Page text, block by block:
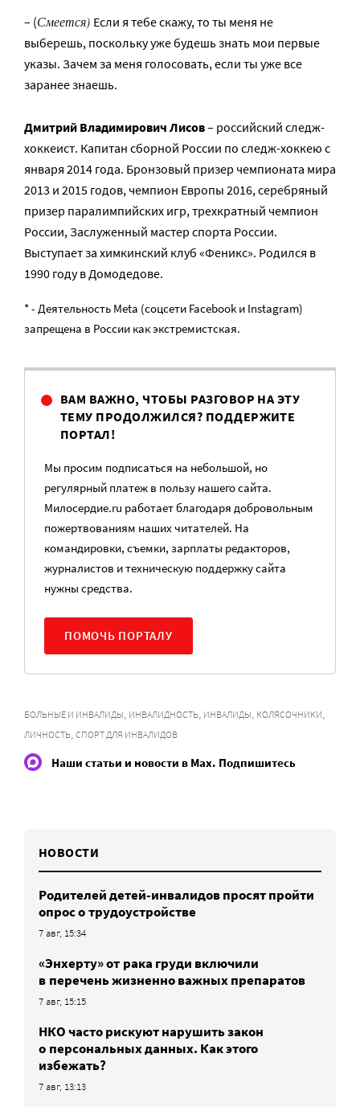
– (Смеется) Если я тебе скажу, то ты меня не
выберешь, поскольку уже будешь знать мои первые
указы. Зачем за меня голосовать, если ты уже все
заранее знаешь.
Дмитрий Владимирович Лисов– российский следж-
хоккеист. Капитан сборной России по следж-хоккею с
января 2014 года. Бронзовый призер чемпионата мира
2013 и 2015 годов, чемпион Европы 2016, серебряный
призер паралимпийских игр, трехкратный чемпион
России, Заслуженный мастер спорта России.
Выступает за химкинский клуб «Феникс». Родился в
1990 году в Домодедове.
* - Деятельность Meta (соцсети Facebook и Instagram)
запрещена в России как экстремистская.
ВАМ ВАЖНО, ЧТОБЫ РАЗГОВОР НА ЭТУ
ТЕМУ ПРОДОЛЖИЛСЯ? ПОДДЕРЖИТЕ
ПОРТАЛ!
Мы просим подписаться на небольшой, но
регулярный платеж в пользу нашего сайта.
Милосердие.ru работает благодаря добровольным
пожертвованиям наших читателей. На
командировки, съемки, зарплаты редакторов,
журналистов и техническую поддержку сайта
нужны средства.
ПОМОЧЬ ПОРТАЛУ
БОЛЬНЫЕ И ИНВАЛИДЫ, ИНВАЛИДНОСТЬ, ИНВАЛИДЫ, КОЛЯСОЧНИКИ,
ЛИЧНОСТЬ, СПОРТ ДЛЯ ИНВАЛИДОВ
Наши статьи и новости в Max. Подпишитесь
НОВОСТИ
Родителей детей-инвалидов просят пройти
опрос о трудоустройстве
7 авг, 15:34
«Энхерту» от рака груди включили
в перечень жизненно важных препаратов
7 авг, 15:15
НКО часто рискуют нарушить закон
о персональных данных. Как этого
избежать?
7 авг, 13:13